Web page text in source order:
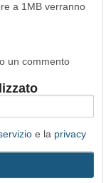
a 1MB verranno
un commento
e la privacy